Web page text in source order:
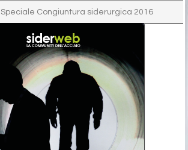
Speciale Congiuntura siderurgica 2016